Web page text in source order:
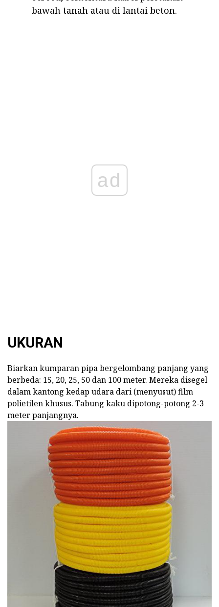
bawah tanah atau di lantai beton.
ad
UKURAN
Biarkan kumparan pipa bergelombang panjang yang
berbeda: 15, 20, 25, 50 dan 100 meter. Mereka disegel
dalam kantong kedap udara dari (menyusut) film
polietilen khusus. Tabung kaku dipotong-potong 2-3
meter panjangnya.